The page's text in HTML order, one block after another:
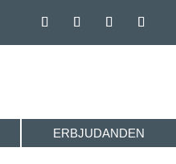
ERBJUDANDEN